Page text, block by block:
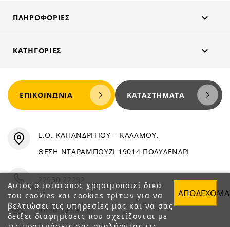
ΠΛΗΡΟΦΟΡΊΕΣ 
ΚΑΤΗΓΟΡΊΕΣ 
Αυτός ο ιστότοπος χρησιμοποιεί δικά
του cookies και cookies τρίτων για να
βελτιώσει τις υπηρεσίες μας και να σας
δείξει διαφημίσεις που σχετίζονται με
ΕΠΙΚΟΙΝΩΝΊΑ ΚΑΤΑΣΤΉΜΑΤΑ
Ε.Ο. ΚΑΠΑΝΔΡΙΤΙΟΥ – ΚΑΛΑΜΟΥ,
ΘΕΣΗ ΝΤΑΡΑΜΠΟΥΖΙ 19014 ΠΟΛΥΔΕΝΔΡΙ
22950 22292
info@petfan.gr